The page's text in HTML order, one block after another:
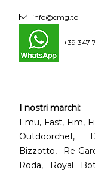
info@cmg.to
+39 347
I nostri marchi:
Emu, Fast, Fim,
Outdoorchef,
Bizzotto, Re-
Roda, Royal